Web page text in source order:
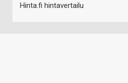
Hinta.fi hintavertailu